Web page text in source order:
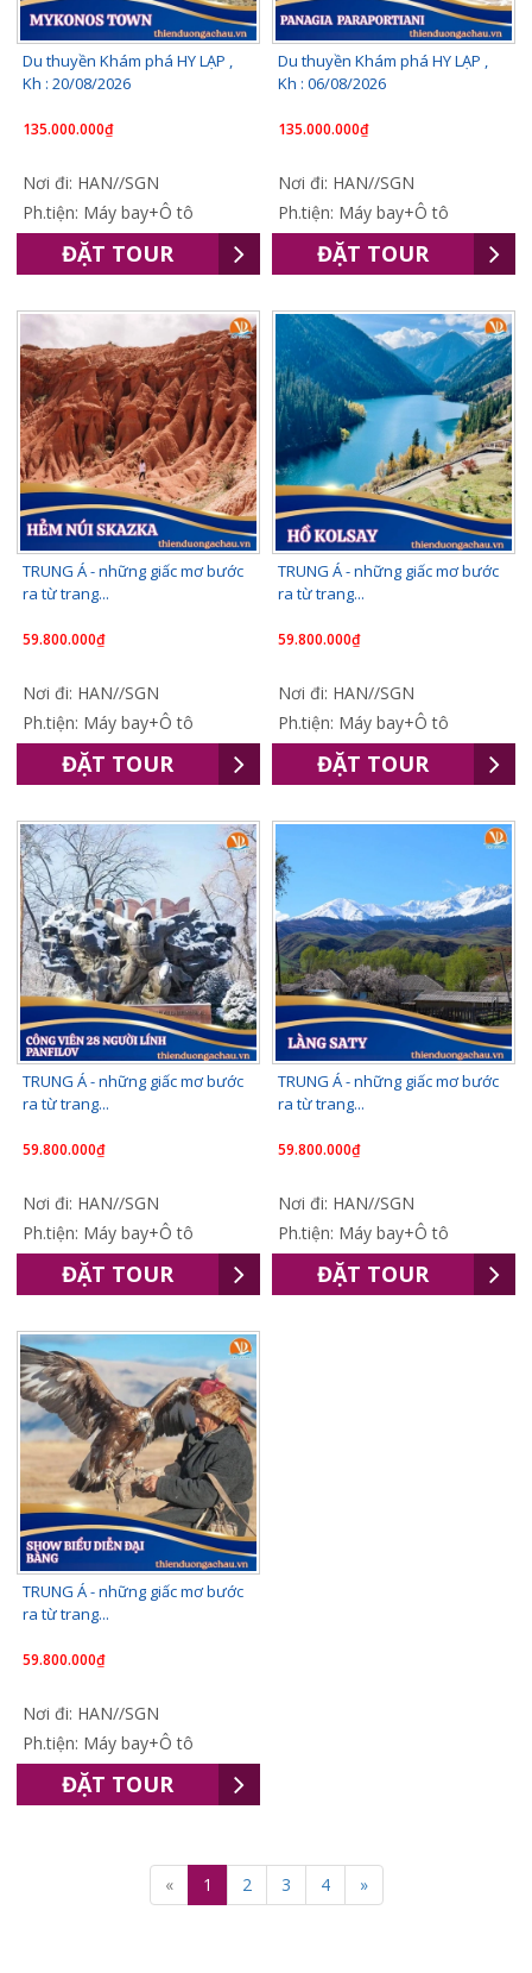
Du thuyền Khám phá HY LẠP ,
Kh : 20/08/2026
135.000.000₫
Nơi đi: HAN//SGN
Ph.tiện: Máy bay+Ô tô
ĐẶT TOUR
Du thuyền Khám phá HY LẠP ,
Kh : 06/08/2026
135.000.000₫
Nơi đi: HAN//SGN
Ph.tiện: Máy bay+Ô tô
ĐẶT TOUR
TRUNG Á - những giấc mơ bước
ra từ trang...
59.800.000₫
Nơi đi: HAN//SGN
Ph.tiện: Máy bay+Ô tô
ĐẶT TOUR
TRUNG Á - những giấc mơ bước
ra từ trang...
59.800.000₫
Nơi đi: HAN//SGN
Ph.tiện: Máy bay+Ô tô
ĐẶT TOUR
TRUNG Á - những giấc mơ bước
ra từ trang...
59.800.000₫
Nơi đi: HAN//SGN
Ph.tiện: Máy bay+Ô tô
ĐẶT TOUR
TRUNG Á - những giấc mơ bước
ra từ trang...
59.800.000₫
Nơi đi: HAN//SGN
Ph.tiện: Máy bay+Ô tô
ĐẶT TOUR
TRUNG Á - những giấc mơ bước
ra từ trang...
59.800.000₫
Nơi đi: HAN//SGN
Ph.tiện: Máy bay+Ô tô
ĐẶT TOUR
« 1 2 3 4 »